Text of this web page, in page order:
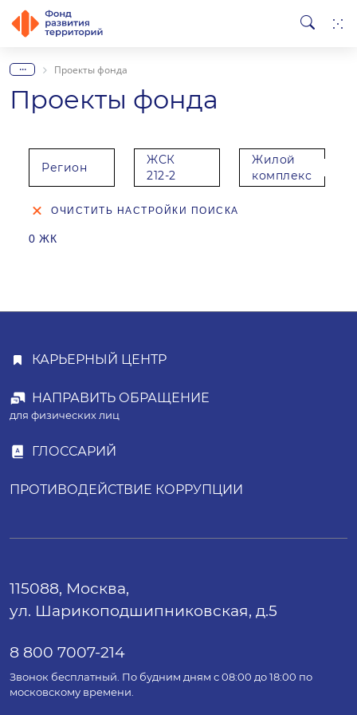
... Проекты фонда
Проекты фонда
Регион
ЖСК
212-2
Жилой
комплекс
ОЧИСТИТЬ НАСТРОЙКИ ПОИСКА
0 ЖК
КАРЬЕРНЫЙ ЦЕНТР
НАПРАВИТЬ ОБРАЩЕНИЕ
для физических лиц
ГЛОССАРИЙ
ПРОТИВОДЕЙСТВИЕ КОРРУПЦИИ
115088, Москва,
ул. Шарикоподшипниковская, д.5
8 800 7007-214
Звонок бесплатный. По будним дням с 08:00 до 18:00 по
московскому времени.